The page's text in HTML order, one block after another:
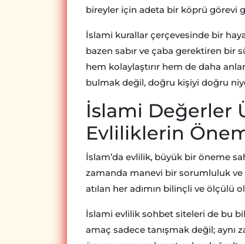
bireyler için adeta bir köprü görevi
İslami kurallar çerçevesinde bir
bazen sabır ve çaba gerektiren
hem kolaylaştırır hem de daha
bulmak değil, doğru kişiyi doğru
İslami Değerler
Evliliklerin
İslam’da evlilik, büyük bir öneme
zamanda manevi bir sorumluluk
atılan her adımın bilinçli ve ölçülü
İslami evlilik sohbet siteleri de bu
amaç sadece tanışmak değil; aynı